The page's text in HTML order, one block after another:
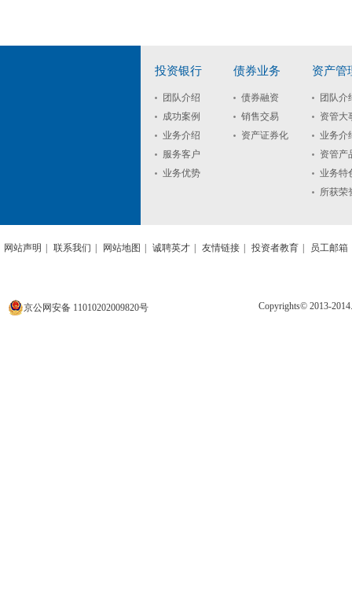
投资银行
团队介绍
成功案例
业务介绍
服务客户
业务优势
债券业务
债券融资
销售交易
资产证券化
资产管
团队介
资管大
业务介
资管产
业务特
所获荣
网站声明 联系我们 网站地图 诚聘英才 友情链接 投资者教育 员工邮箱
京公网安备 11010202009820号 Copyrights© 2013-